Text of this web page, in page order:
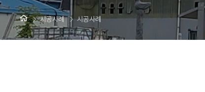
시공사례 시공사례